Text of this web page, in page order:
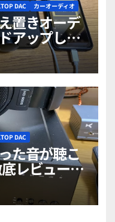
DAC カーオーディオ
置きオーデ
アップしよ
DAC
た音が聴こ
レビュー総